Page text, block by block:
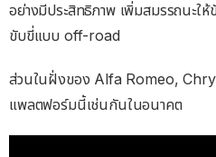
อย่างมีประสิทธิภาพ เพิ่มสมรรถนะใ
ขับขี่แบบ off-road
ส่วนในฝั่งของ Alfa Romeo,
แพลตฟอร์มนี้เช่นกันในอนาคต